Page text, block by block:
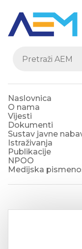
Naslovnica
O nama
Vijesti
Dokumenti
Sustav javne
Istraživanja
Publikacije
NPOO
Medijska